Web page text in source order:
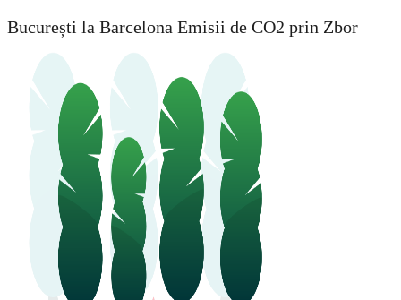
București la Barcelona Emisii de CO2 prin Zbor